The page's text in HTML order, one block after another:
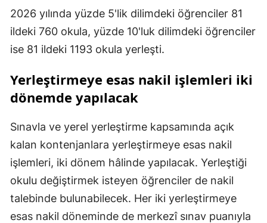
2026 yılında yüzde 5'lik dilimdeki öğrenciler 81
ildeki 760 okula, yüzde 10'luk dilimdeki öğrenciler
ise 81 ildeki 1193 okula yerleşti.
Yerleştirmeye esas nakil işlemleri iki
dönemde yapılacak
Sınavla ve yerel yerleştirme kapsamında açık
kalan kontenjanlara yerleştirmeye esas nakil
işlemleri, iki dönem hâlinde yapılacak. Yerleştiği
okulu değiştirmek isteyen öğrenciler de nakil
talebinde bulunabilecek. Her iki yerleştirmeye
esas nakil döneminde de merkezî sınav puanıyla